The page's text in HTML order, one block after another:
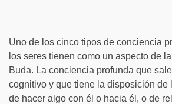
Uno de los cinco tipos de conciencia
los seres tienen como un aspecto de
Buda. La conciencia profunda que
cognitivo y que tiene la disposición de
de hacer algo con él o hacia él, o de